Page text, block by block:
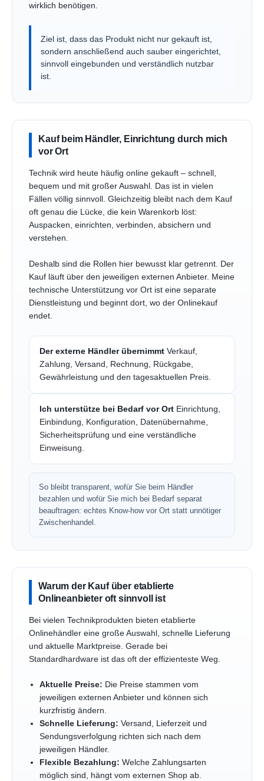
wirklich benötigen.
Ziel ist, dass das Produkt nicht nur gekauft ist,
sondern anschließend auch sauber eingerichtet,
sinnvoll eingebunden und verständlich nutzbar
ist.
Kauf beim Händler, Einrichtung durch mich
vor Ort
Technik wird heute häufig online gekauft – schnell,
bequem und mit großer Auswahl. Das ist in vielen
Fällen völlig sinnvoll. Gleichzeitig bleibt nach dem Kauf
oft genau die Lücke, die kein Warenkorb löst:
Auspacken, einrichten, verbinden, absichern und
verstehen.
Deshalb sind die Rollen hier bewusst klar getrennt. Der
Kauf läuft über den jeweiligen externen Anbieter. Meine
technische Unterstützung vor Ort ist eine separate
Dienstleistung und beginnt dort, wo der Onlinekauf
endet.
Der externe Händler übernimmt Verkauf,
Zahlung, Versand, Rechnung, Rückgabe,
Gewährleistung und den tagesaktuellen Preis.
Ich unterstütze bei Bedarf vor Ort Einrichtung,
Einbindung, Konfiguration, Datenübernahme,
Sicherheitsprüfung und eine verständliche
Einweisung.
So bleibt transparent, wofür Sie beim Händler
bezahlen und wofür Sie mich bei Bedarf separat
beauftragen: echtes Know-how vor Ort statt unnötiger
Zwischenhandel.
Warum der Kauf über etablierte
Onlineanbieter oft sinnvoll ist
Bei vielen Technikprodukten bieten etablierte
Onlinehändler eine große Auswahl, schnelle Lieferung
und aktuelle Marktpreise. Gerade bei
Standardhardware ist das oft der effizienteste Weg.
Aktuelle Preise: Die Preise stammen vom
jeweiligen externen Anbieter und können sich
kurzfristig ändern.
Schnelle Lieferung: Versand, Lieferzeit und
Sendungsverfolgung richten sich nach dem
jeweiligen Händler.
Flexible Bezahlung: Welche Zahlungsarten
möglich sind, hängt vom externen Shop ab.